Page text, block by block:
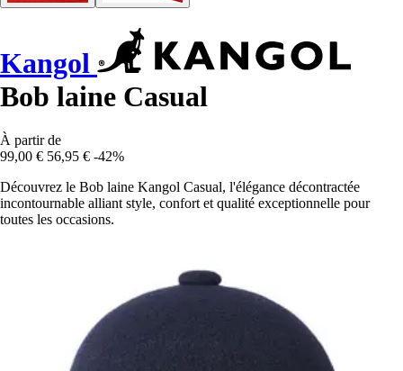
Kangol
Bob laine Casual
À partir de
99,00 € 56,95 € -42%
Découvrez le Bob laine Kangol Casual, l'élégance décontractée
incontournable alliant style, confort et qualité exceptionnelle pour
toutes les occasions.